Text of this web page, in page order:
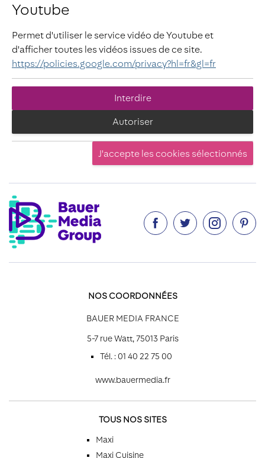
Youtube
Permet d'utiliser le service vidéo de Youtube et
d'afficher toutes les vidéos issues de ce site.
https://policies.google.com/privacy?hl=fr&gl=fr
Interdire
Autoriser
   
NOS COORDONNÉES
BAUER MEDIA FRANCE
5-7 rue Watt, 75013 Paris
Tél. : 01 40 22 75 00
www.bauermedia.fr
TOUS NOS SITES
Maxi
Maxi Cuisine